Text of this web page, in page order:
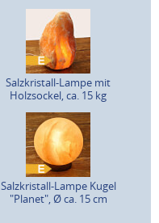
Salzkristall-Lampe mit
Holzsockel, ca. 15 kg
Salzkristall-Lampe Kugel
"Planet", Ø ca. 15 cm